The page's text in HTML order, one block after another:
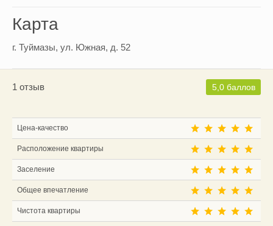
Карта
г. Туймазы, ул. Южная, д. 52
1 отзыв 5,0 баллов
Цена-качество
Расположение квартиры
Заселение
Общее впечатление
Чистота квартиры